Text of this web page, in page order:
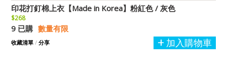
印花打釘棉上衣【Made in Korea】粉紅色 / 灰色
$268
9 已購 數量有限
加入購物車
收藏清單 / 分享